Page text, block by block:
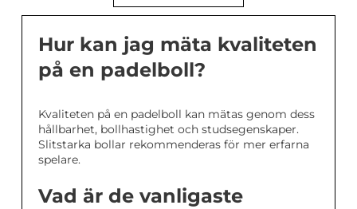
Hur kan jag mäta kvaliteten
på en padelboll?
Kvaliteten på en padelboll kan mätas genom dess
hållbarhet, bollhastighet och studsegenskaper.
Slitstarka bollar rekommenderas för mer erfarna
spelare.
Vad är de vanligaste